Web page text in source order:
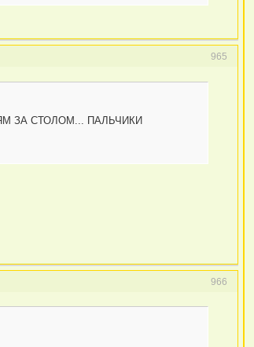
965
ЗА СТОЛОМ... ПАЛЬЧИКИ
966